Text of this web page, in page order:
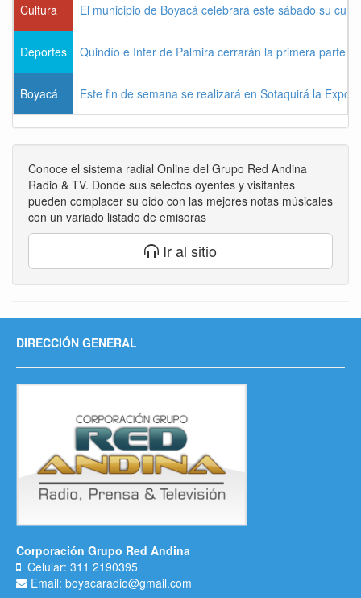
Cultura El municipio de Boyacá celebrará este sábado su
Deportes Quindío e Inter de Palmira cerrarán la primera parte
Boyacá Este fin de semana se realizará en Sotaquirá la
Conoce el sistema radial Online del Grupo Red Andina
Radio & TV. Donde sus selectos oyentes y visitantes
pueden complacer su oido con las mejores notas músicales
con un variado listado de emisoras
Ir al sitio
DIRECCIÓN GENERAL
Corporación Grupo Red Andina
Celular: 311 2190395
Email: boyacaradio@gmail.com